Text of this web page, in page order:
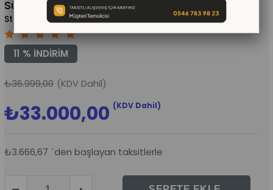
Sünger Oyun Grubu
(KMS604)
%
11 İNDIRIM
₺36.999,00 (KDV Dahil)
₺33.000,00 (KDV Dahil)
₺3.666,67 `den başlayan taksitlerle